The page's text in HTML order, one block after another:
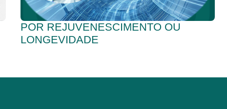
POR REJUVENESCIMENTO OU
LONGEVIDADE